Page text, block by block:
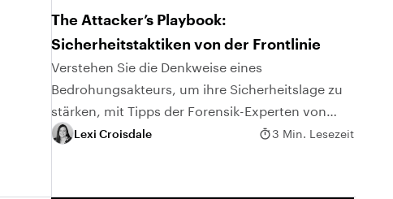
The Attacker’s Playbook:
Sicherheitstaktiken von der Frontlinie
Verstehen Sie die Denkweise eines
Bedrohungsakteurs, um ihre Sicherheitslage zu
stärken, mit Tipps der Forensik-Experten von
Varonis.
Lexi Croisdale 3 Min. Lesezeit